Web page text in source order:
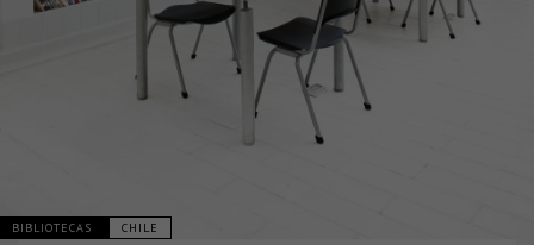
BIBLIOTECAS CHILE